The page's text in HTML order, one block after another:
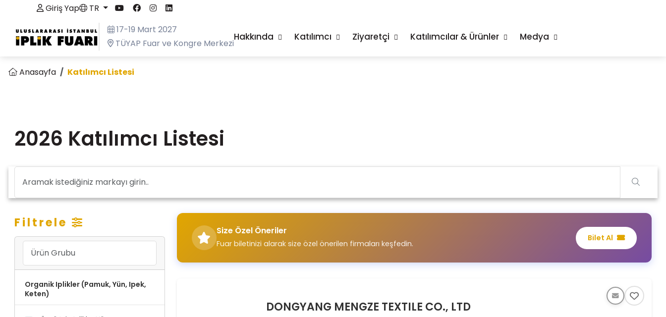
Giriş Yap
TR
17-19 Mart 2027
TÜYAP Fuar ve Kongre Merkezi
Hakkında Katılımcı Ziyaretçi Katılımcılar & Ürünler Medya
Anasayfa Katılımcı Listesi
2026 Katılımcı Listesi
Filtrele
Organik Iplikler (Pamuk, Yün, Ipek,
Keten)
Size Özel Öneriler
Fuar biletinizi alarak size özel önerilen firmaları keşfedin.
Bilet Al
DONGYANG MENGZE TEXTILE CO., LTD